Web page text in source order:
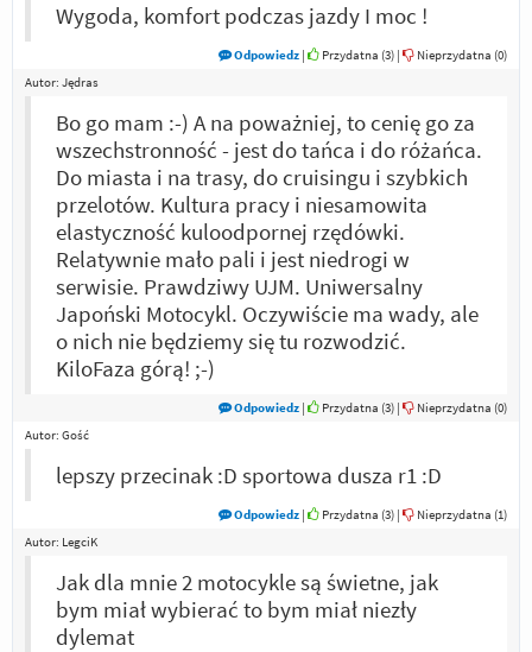
Wygoda, komfort podczas jazdy I moc !
Odpowiedz | Przydatna (3) | Nieprzydatna (0)
Autor: Jędras
Bo go mam :-) A na poważniej, to cenię go za
wszechstronność - jest do tańca i do różańca.
Do miasta i na trasy, do cruisingu i szybkich
przelotów. Kultura pracy i niesamowita
elastyczność kuloodpornej rzędówki.
Relatywnie mało pali i jest niedrogi w
serwisie. Prawdziwy UJM. Uniwersalny
Japoński Motocykl. Oczywiście ma wady, ale
o nich nie będziemy się tu rozwodzić.
KiloFaza górą! ;-)
Odpowiedz | Przydatna (3) | Nieprzydatna (0)
Autor: Gość
lepszy przecinak :D sportowa dusza r1 :D
Odpowiedz | Przydatna (3) | Nieprzydatna (1)
Autor: LegciK
Jak dla mnie 2 motocykle są świetne, jak
bym miał wybierać to bym miał niezły
dylemat